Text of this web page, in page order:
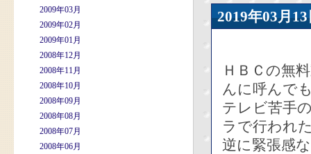
2009年03月
2009年02月
2009年01月
2008年12月
2008年11月
2008年10月
2008年09月
2008年08月
2008年07月
2008年06月
2019年03
ＨＢＣの無
んに呼んで
テレビ苦手
ラで行われ
逆に緊張感